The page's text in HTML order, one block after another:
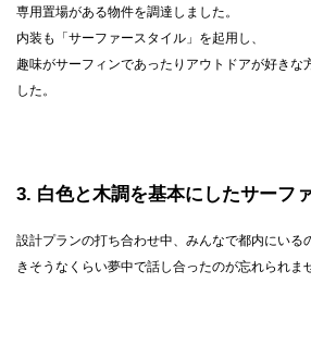
専用置場がある物件を調達しました。
内装も「サーファースタイル」を起用し、
趣味がサーフィンであったりアウトドアが好きな
した。
3 白色と木調を基本にしたサーフ
設計プランの打ち合わせ中、みんなで都内にいる
きそうなくらい夢中で話し合ったのが忘れられま